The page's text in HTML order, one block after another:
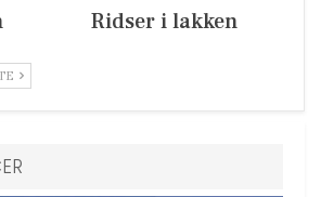
Ridser i lakken